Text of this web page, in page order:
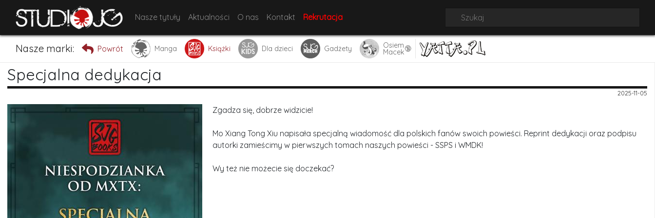
Nasze tytuły Aktualności O nas Kontakt Rekrutacja
Nasze marki: Powrót Manga Książki Dla dzieci Gadżety Osiem
Macek🔞
Specjalna dedykacja
2025-11-05
Zgadza się, dobrze widzicie!
Mo Xiang Tong Xiu napisała specjalną wiadomość dla polskich fanów swoich powieści. Reprint dedykacji oraz podpisu
autorki zamieścimy w pierwszych tomach naszych powieści - SSPS i WMDK!
Wy też nie możecie się doczekać?